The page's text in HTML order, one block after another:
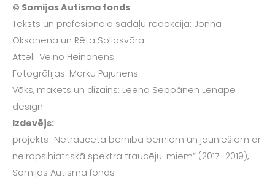
© Somijas Autisma fonds
Teksts un profesionālo sadaļu redakcija: Jonna
Oksanena un Rēta Sollasvāra
Attēli: Veino Heinonens
Fotogrāfijas: Marku Pajunens
Vāks, makets un dizains: Leena Seppänen Lenape
design
Izdevējs:
projekts “Netraucēta bērnība bērniem un jauniešiem ar
neiropsihiatriskā spektra traucēju-miem” (2017–2019),
Somijas Autisma fonds